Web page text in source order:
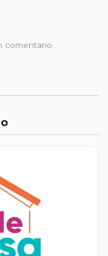
comentario.